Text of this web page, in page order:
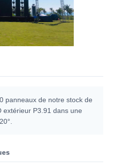
panneaux de notre stock de
extérieur P3.91 dans une